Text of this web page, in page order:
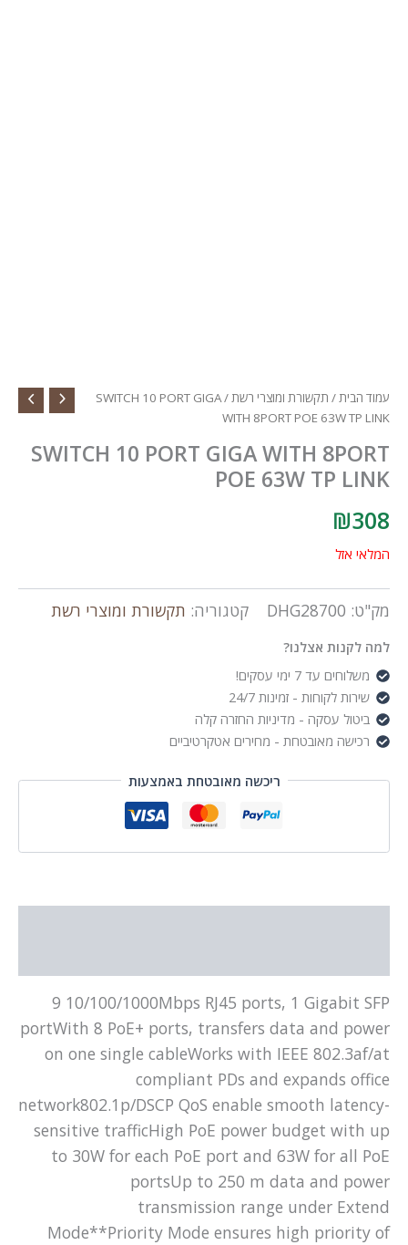
עמוד הבית/ תקשורת ומוצרי רשת
/ SWITCH 10 PORT GIGA
WITH 8PORT POE 63W TP LINK
SWITCH 10 PORT GIGA WITH 8PORT
POE 63W TP LINK
₪308
המלאי אזל
מק"ט: DHG28700 קטגוריה: תקשורת ומוצרי רשת
למה לקנות אצלנו?
משלוחים עד 7 ימי עסקים!
שירות לקוחות - זמינות 24/7
ביטול עסקה - מדיניות החזרה קלה
רכישה מאובטחת - מחירים אטקרטיביים
ריכשה מאובטחת באמצעות
9 10/100/1000Mbps RJ45 ports, 1 Gigabit SFP
portWith 8 PoE+ ports, transfers data and power
on one single cableWorks with IEEE 802.3af/at
compliant PDs and expands office
network802.1p/DSCP QoS enable smooth latency-
sensitive trafficHigh PoE power budget with up
to 30W for each PoE port and 63W for all PoE
portsUp to 250 m data and power
transmission range under Extend
Mode**Priority Mode ensures high priority of